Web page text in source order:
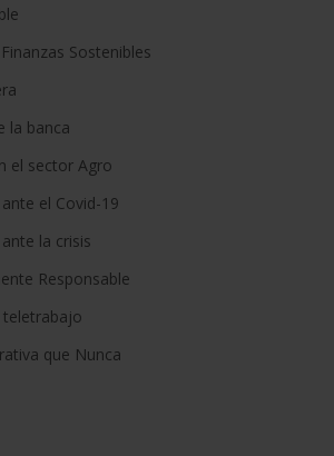
Sostenibles
la banca
el sector Agro
el Covid-19
la crisis
Responsable
teletrabajo
que Nunca